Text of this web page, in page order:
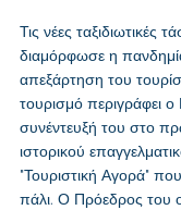
Τις νέες ταξιδιωτικές
διαμόρφωσε η
απεξάρτηση του
τουρισμό περιγράφει
συνέντευξή του στο
ιστορικού
"Τουριστική Αγορά"
πάλι. Ο Πρόεδρος του